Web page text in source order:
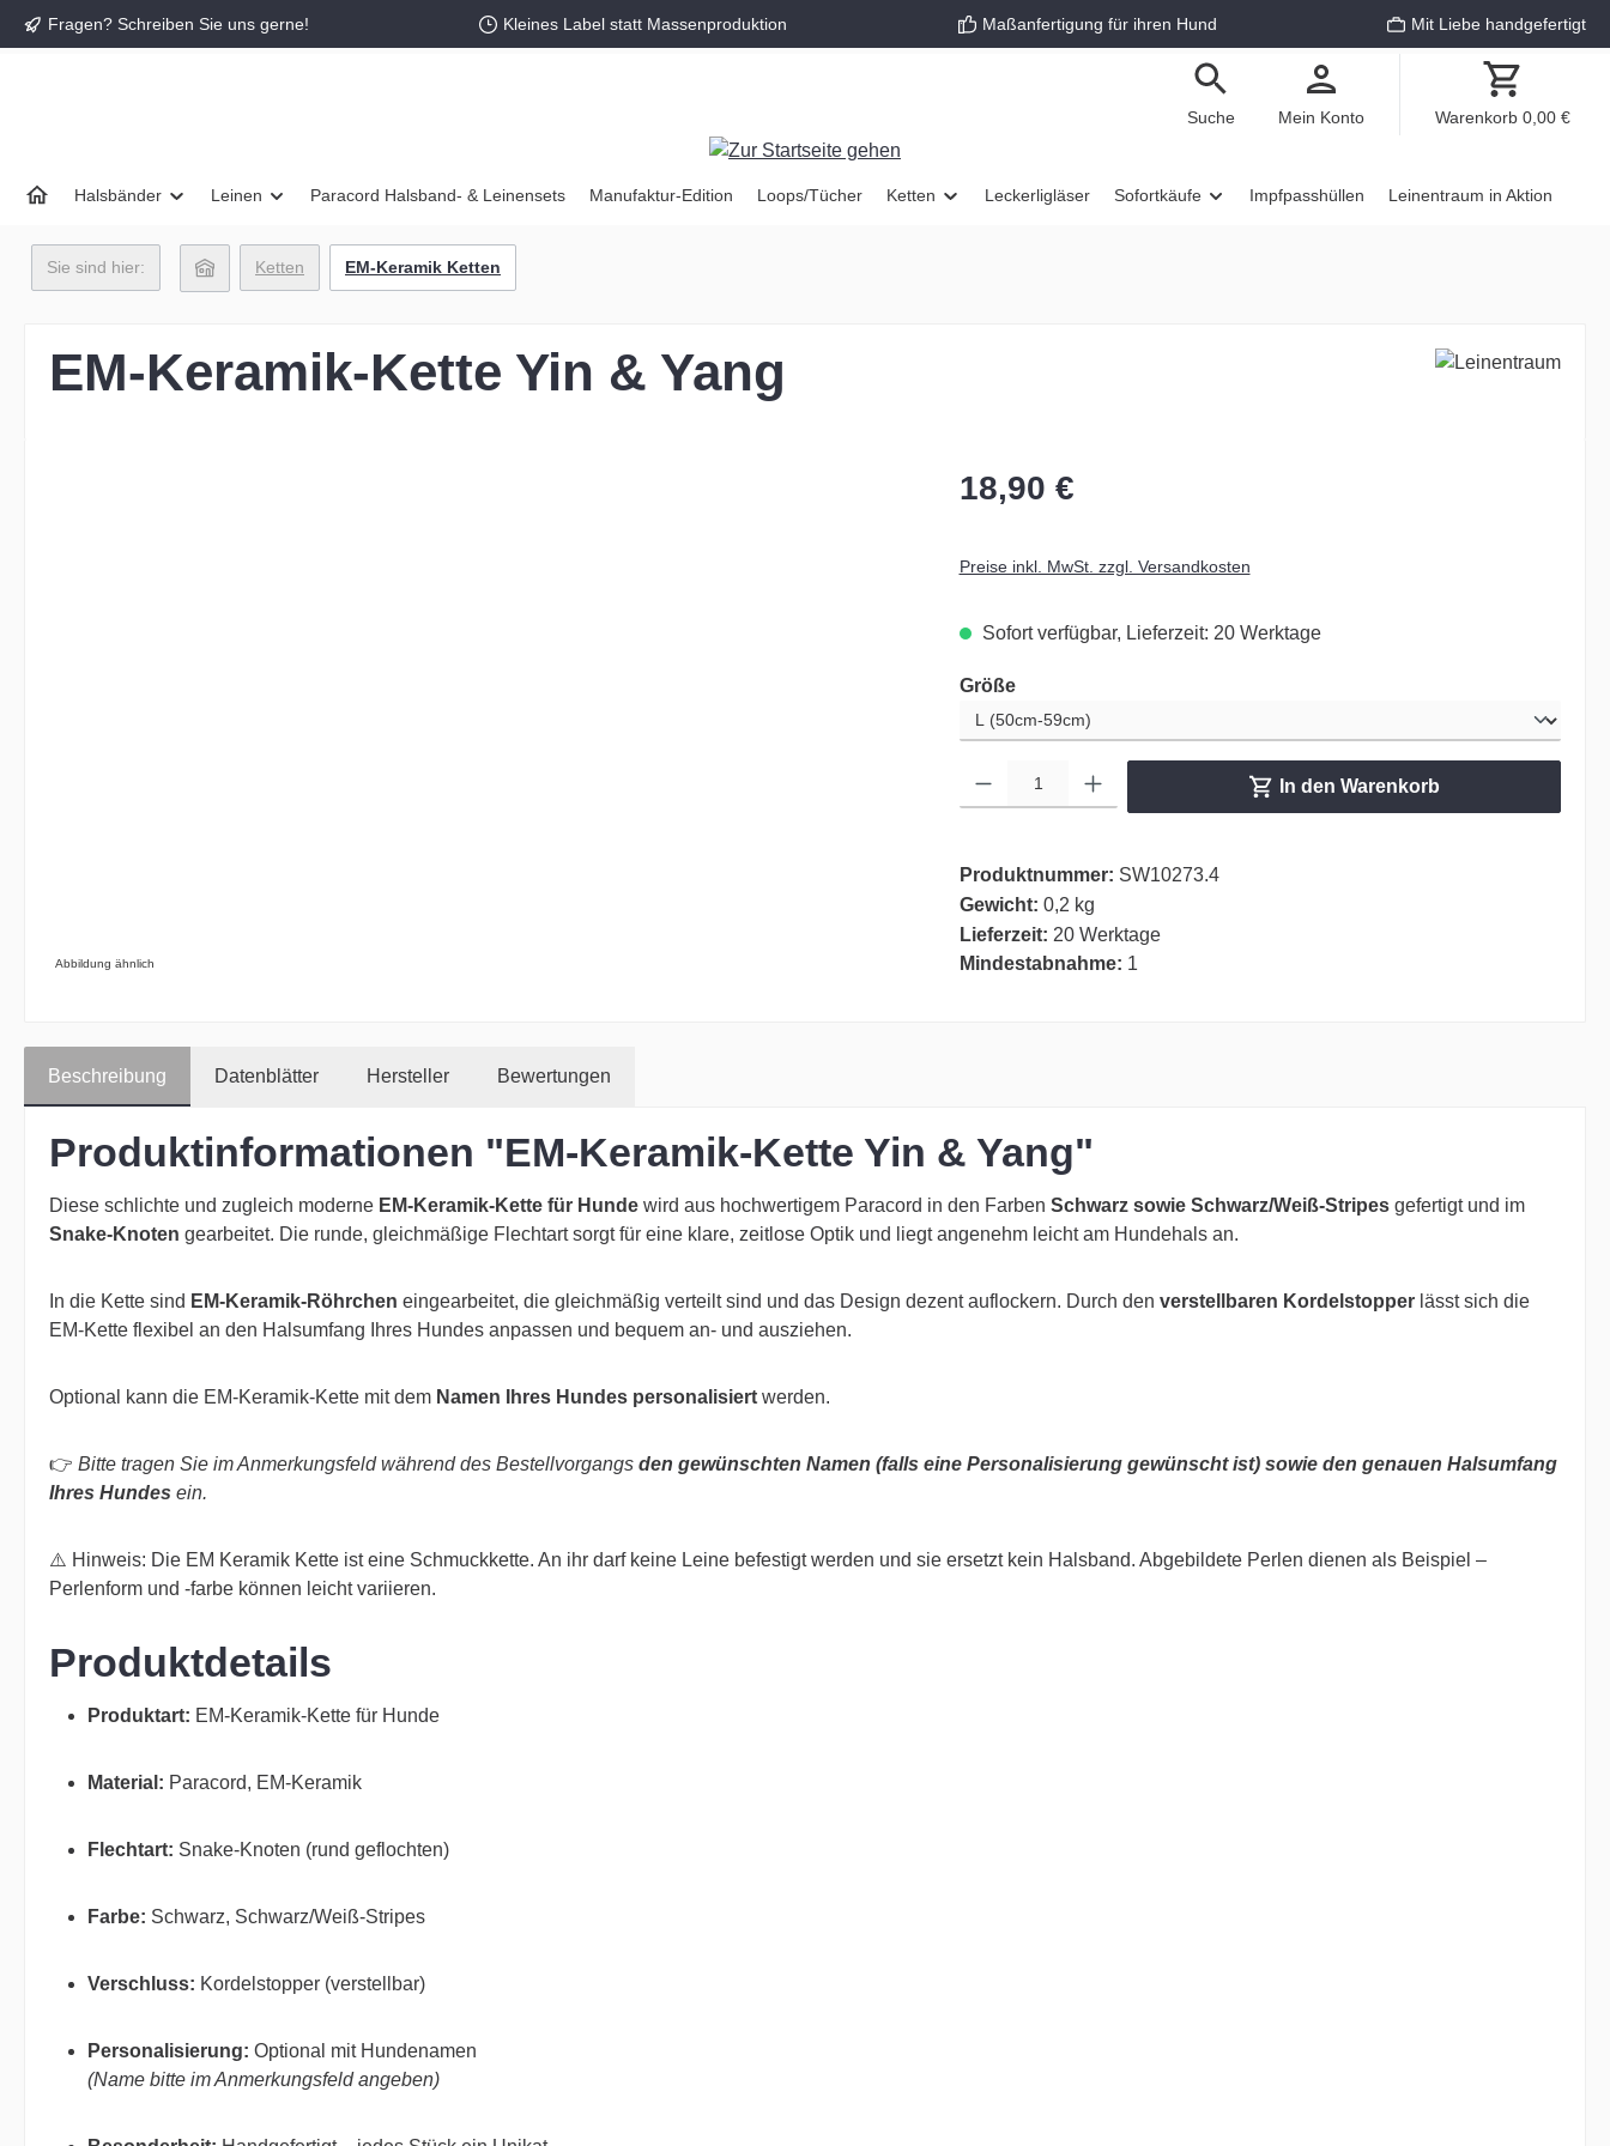
Zur Hauptnavigation springen
Fragen? Schreiben Sie uns gerne! Kleines Label statt Massenproduktion Maßanfertigung für ihren Hund Mit Liebe handgefertigt
Suche Mein Konto Warenkorb 0,00 €
Halsbänder Leinen Paracord Halsband- & Leinensets Manufaktur-Edition Loops/Tücher Ketten Leckerligläser Sofortkäufe Impfpasshüllen Leinentraum in Aktion
Sie sind hier: Ketten EM-Keramik Ketten
EM-Keramik-Kette Yin & Yang
Abbildung ähnlich
18,90 €
Preise inkl. MwSt. zzgl. Versandkosten
Sofort verfügbar, Lieferzeit: 20 Werktage
Größeauswählen
In den Warenkorb
Produktnummer: SW10273.4
Gewicht: 0,2 kg
Lieferzeit: 20 Werktage
Mindestabnahme: 1
Beschreibung Datenblätter Hersteller Bewertungen
Produktinformationen "EM-Keramik-Kette Yin & Yang"
Diese schlichte und zugleich moderne EM-Keramik-Kette für Hunde wird aus hochwertigem Paracord in den Farben Schwarz sowie Schwarz/Weiß-Stripes gefertigt und im
Snake-Knoten gearbeitet. Die runde, gleichmäßige Flechtart sorgt für eine klare, zeitlose Optik und liegt angenehm leicht am Hundehals an.
In die Kette sind EM-Keramik-Röhrchen eingearbeitet, die gleichmäßig verteilt sind und das Design dezent auflockern. Durch den verstellbaren Kordelstopper lässt sich die
EM-Kette flexibel an den Halsumfang Ihres Hundes anpassen und bequem an- und ausziehen.
Optional kann die EM-Keramik-Kette mit dem Namen Ihres Hundes personalisiert werden.
👉 Bitte tragen Sie im Anmerkungsfeld während des Bestellvorgangs den gewünschten Namen (falls eine Personalisierung gewünscht ist) sowie den genauen Halsumfang
Ihres Hundes ein.
⚠️ Hinweis: Die EM Keramik Kette ist eine Schmuckkette. An ihr darf keine Leine befestigt werden und sie ersetzt kein Halsband. Abgebildete Perlen dienen als Beispiel –
Perlenform und -farbe können leicht variieren.
Produktdetails
Produktart: EM-Keramik-Kette für Hunde
Material: Paracord, EM-Keramik
Flechtart: Snake-Knoten (rund geflochten)
Farbe: Schwarz, Schwarz/Weiß-Stripes
Verschluss: Kordelstopper (verstellbar)
Personalisierung: Optional mit Hundenamen
(Name bitte im Anmerkungsfeld angeben)